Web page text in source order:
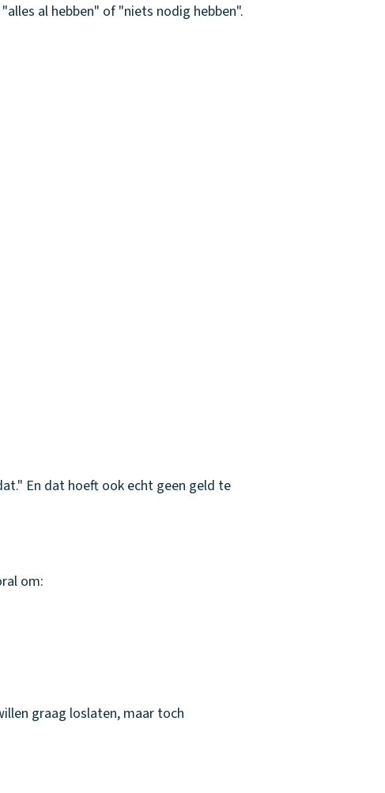
al hebben" of "niets nodig hebben".
En dat hoeft ook echt geen geld te
om:
graag loslaten, maar toch